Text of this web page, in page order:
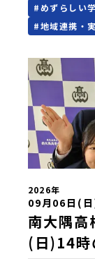
#めずらしい
#地域連携・
2026年
09月06日(
南大隅高
(日)14